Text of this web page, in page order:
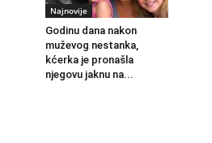
Najnovije
Godinu dana nakon
muževog nestanka,
kćerka je pronašla
njegovu jaknu na...